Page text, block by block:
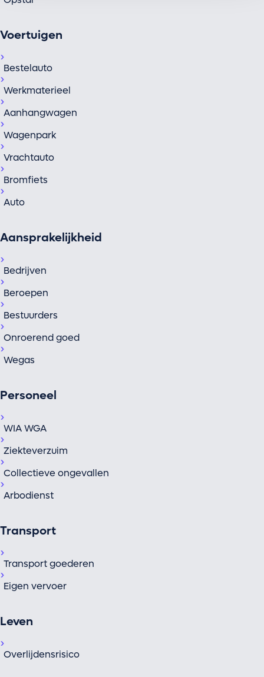
Voertuigen
Bestelauto
Werkmaterieel
Aanhangwagen
Wagenpark
Vrachtauto
Bromfiets
Auto
Aansprakelijkheid
Bedrijven
Beroepen
Bestuurders
Onroerend goed
Wegas
Personeel
WIA WGA
Ziekteverzuim
Collectieve ongevallen
Arbodienst
Transport
Transport goederen
Eigen vervoer
Leven
Overlijdensrisico